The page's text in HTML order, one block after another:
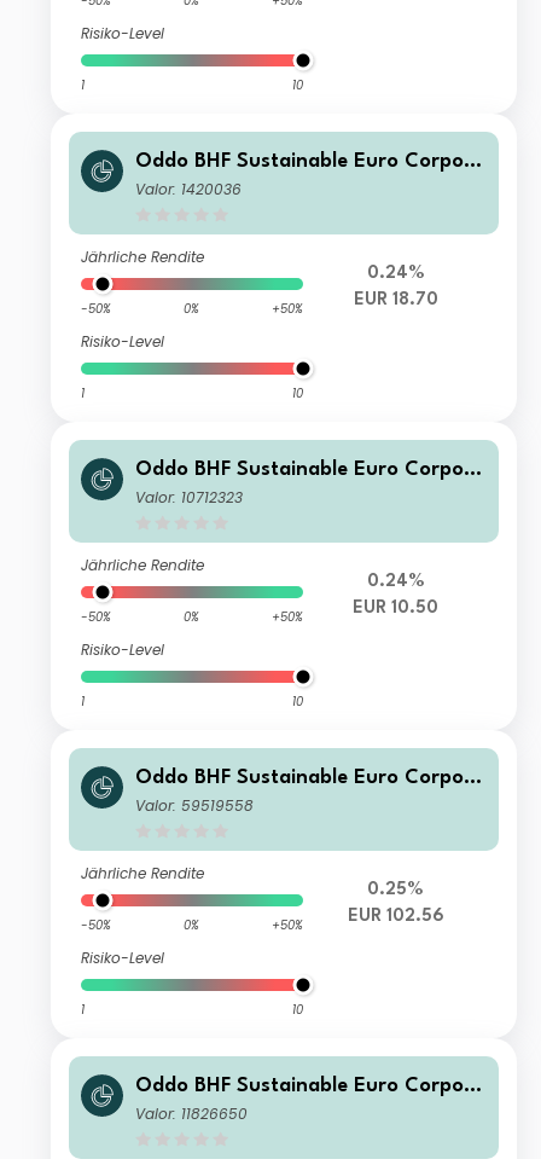
Risiko-Level
1 10
Oddo BHF Sustainable Euro Corpora
te Bond CR
Valor: 1420036
Jährliche Rendite
-50% 0% +50%
Risiko-Level
1 10
0.24%
EUR 18.70
Oddo BHF Sustainable Euro Corpora
te Bond DP-EUR
Valor: 10712323
Jährliche Rendite
-50% 0% +50%
Risiko-Level
1 10
0.24%
EUR 10.50
Oddo BHF Sustainable Euro Corpora
te Bond oCN-EUR
Valor: 59519558
Jährliche Rendite
-50% 0% +50%
Risiko-Level
1 10
0.25%
EUR 102.56
Oddo BHF Sustainable Euro Corpora
te Bond X-EUR
Valor: 11826650